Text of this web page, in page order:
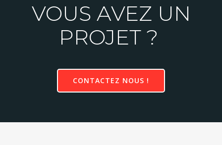
VOUS AVEZ UN
PROJET ?
CONTACTEZ NOUS !